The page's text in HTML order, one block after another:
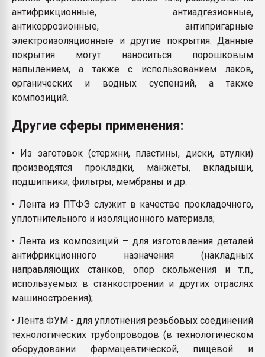
антифрикционные, антиадгезионные,
антикоррозионные, антипригарные
электроизоляционные и другие покрытия. Данные
покрытия могут наноситься порошковым
напылением, а также с использованием лаков,
органических и водных суспензий, а также
композиций.
Другие сферы применения:
• Из заготовок (стержни, пластины, диски, втулки)
производятся прокладки, манжеты, вкладыши,
подшипники, фильтры, мембраны и др.
• Лента из ПТФЭ служит в качестве прокладочного,
уплотнительного и изоляционного материала;
• Лента из композиций – для изготовления деталей
антифрикционного назначения (накладных
направляющих станков, опор скольжения и т.п.,
используемых в станкостроении и других отраслях
машиностроения);
• Лента ФУМ - для уплотнения резьбовых соединений
технологических трубопроводов (в технологическом
оборудовании фармацевтической, пищевой и